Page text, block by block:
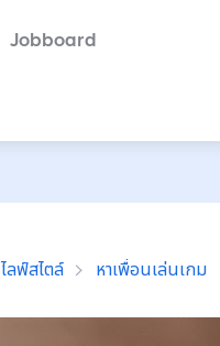
Jobboard
ไลฟ์สไตล์ หาเพื่อนเล่นเกม